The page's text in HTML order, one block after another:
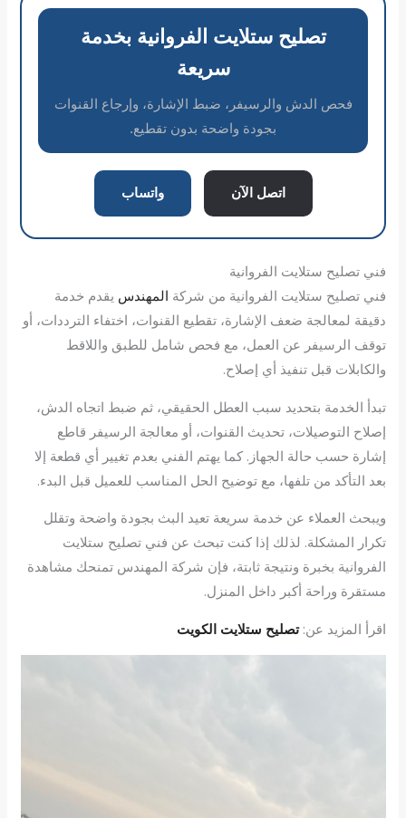
تصليح ستلايت الفروانية بخدمة
سريعة
فحص الدش والرسيفر، ضبط الإشارة، وإرجاع القنوات
بجودة واضحة بدون تقطيع.
اتصل الآن واتساب
فني تصليح ستلايت الفروانية
فني تصليح ستلايت الفروانية من شركة المهندس يقدم خدمة
دقيقة لمعالجة ضعف الإشارة، تقطيع القنوات، اختفاء الترددات، أو
توقف الرسيفر عن العمل، مع فحص شامل للطبق واللاقط
والكابلات قبل تنفيذ أي إصلاح.
تبدأ الخدمة بتحديد سبب العطل الحقيقي، ثم ضبط اتجاه الدش،
إصلاح التوصيلات، تحديث القنوات، أو معالجة الرسيفر قاطع
إشارة حسب حالة الجهاز. كما يهتم الفني بعدم تغيير أي قطعة إلا
بعد التأكد من تلفها، مع توضيح الحل المناسب للعميل قبل البدء.
ويبحث العملاء عن خدمة سريعة تعيد البث بجودة واضحة وتقلل
تكرار المشكلة. لذلك إذا كنت تبحث عن فني تصليح ستلايت
الفروانية بخبرة ونتيجة ثابتة، فإن شركة المهندس تمنحك مشاهدة
مستقرة وراحة أكبر داخل المنزل.
اقرأ المزيد عن:تصليح ستلايت الكويت